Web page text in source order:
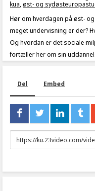
kua,øst- og
Hør om hverdagen på øst-
meget undervisning er der?
Og hvordan er det sociale
fortæller her om sin
Del Embed
URL
to